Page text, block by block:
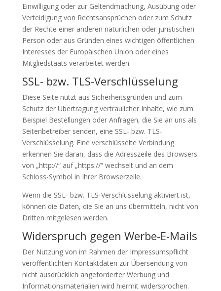
Einwilligung oder zur Geltendmachung, Ausübung oder
Verteidigung von Rechtsansprüchen oder zum Schutz
der Rechte einer anderen natürlichen oder juristischen
Person oder aus Gründen eines wichtigen öffentlichen
Interesses der Europäischen Union oder eines
Mitgliedstaats verarbeitet werden.
SSL- bzw. TLS-Verschlüsselung
Diese Seite nutzt aus Sicherheitsgründen und zum
Schutz der Übertragung vertraulicher Inhalte, wie zum
Beispiel Bestellungen oder Anfragen, die Sie an uns als
Seitenbetreiber senden, eine SSL- bzw. TLS-
Verschlüsselung. Eine verschlüsselte Verbindung
erkennen Sie daran, dass die Adresszeile des Browsers
von „http://“ auf „https://“ wechselt und an dem
Schloss-Symbol in Ihrer Browserzeile.
Wenn die SSL- bzw. TLS-Verschlüsselung aktiviert ist,
können die Daten, die Sie an uns übermitteln, nicht von
Dritten mitgelesen werden.
Widerspruch gegen Werbe-E-Mails
Der Nutzung von im Rahmen der Impressumspflicht
veröffentlichten Kontaktdaten zur Übersendung von
nicht ausdrücklich angeforderter Werbung und
Informationsmaterialien wird hiermit widersprochen.